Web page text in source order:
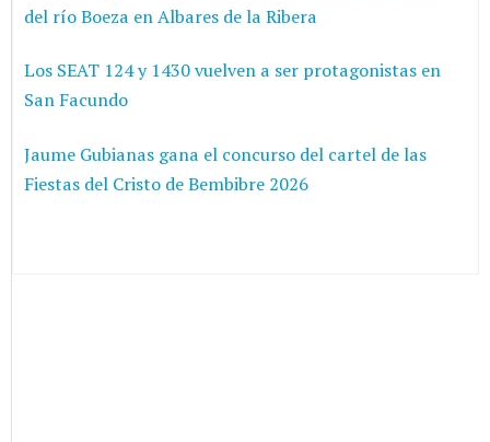
del río Boeza en Albares de la Ribera
Los SEAT 124 y 1430 vuelven a ser protagonistas en
San Facundo
Jaume Gubianas gana el concurso del cartel de las
Fiestas del Cristo de Bembibre 2026